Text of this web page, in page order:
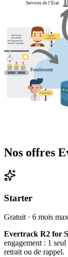
Nos offres
Starter
Gratuit · 6 mois max
Evertrack R2 for
engagement : 1
retrait ou de rappel.